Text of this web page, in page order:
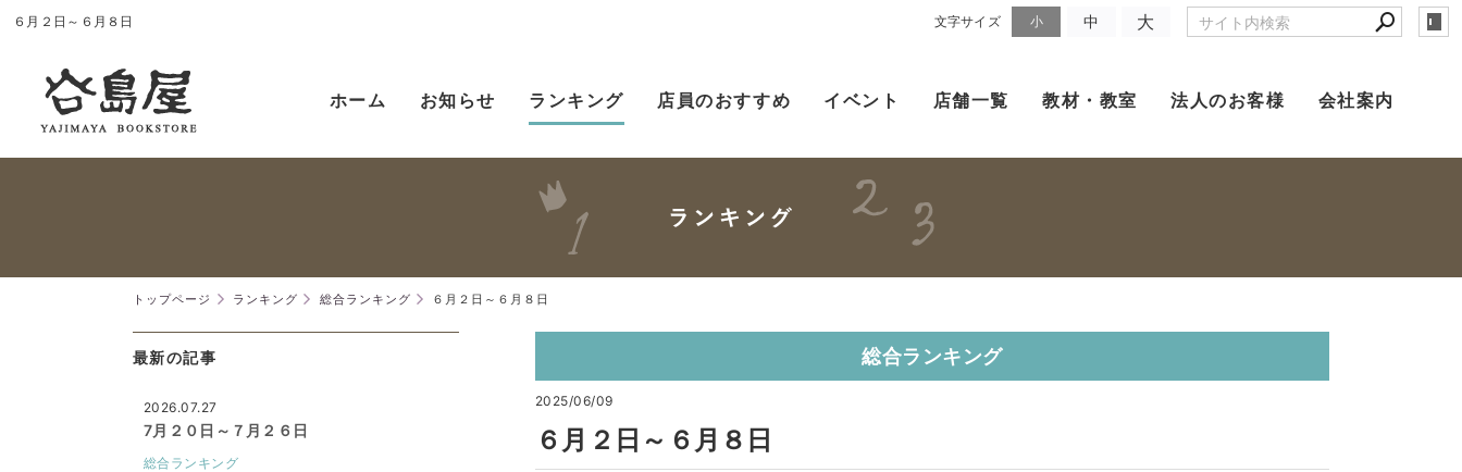
６月２日～６月８日 文字サイズ 小 中 大
ホーム お知らせ ランキング 店員のおすすめ イベント 店舗一覧 教材・教室 法人のお客様 会社案内
トップページ ランキング 総合ランキング ６月２日～６月８日
総合ランキング
2025/06/09
６月２日～６月８日
最新の記事
2026.07.27
7月２０日～７月２６日
総合ランキング